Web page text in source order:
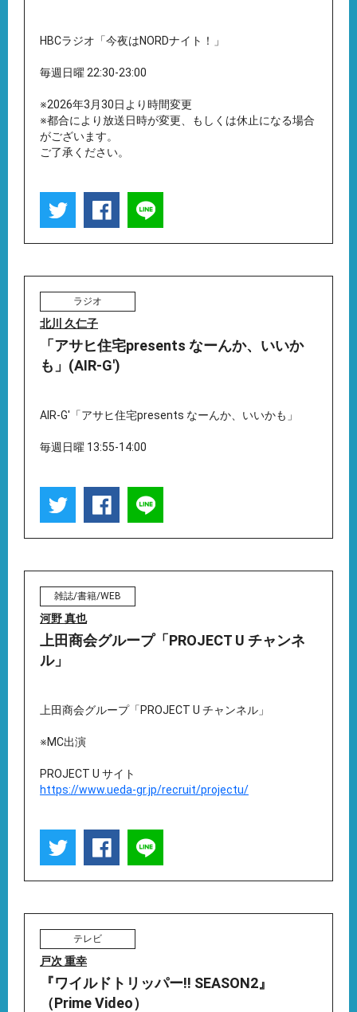
HBCラジオ「今夜はNORDナイト！」
毎週日曜 22:30-23:00
※2026年3月30日より時間変更
※都合により放送日時が変更、もしくは休止になる場合
がございます。
ご了承ください。
ラジオ
北川 久仁子
「アサヒ住宅presents なーんか、いいか
も」(AIR-G')
AIR-G'「アサヒ住宅presents なーんか、いいかも」
毎週日曜 13:55-14:00
雑誌/書籍/WEB
河野 真也
上田商会グループ「PROJECT U チャンネ
ル」
上田商会グループ「PROJECT U チャンネル」
※MC出演
PROJECT U サイト
https://www.ueda-gr.jp/recruit/projectu/
テレビ
戸次 重幸
『ワイルドトリッパー!! SEASON2』
（Prime Video）